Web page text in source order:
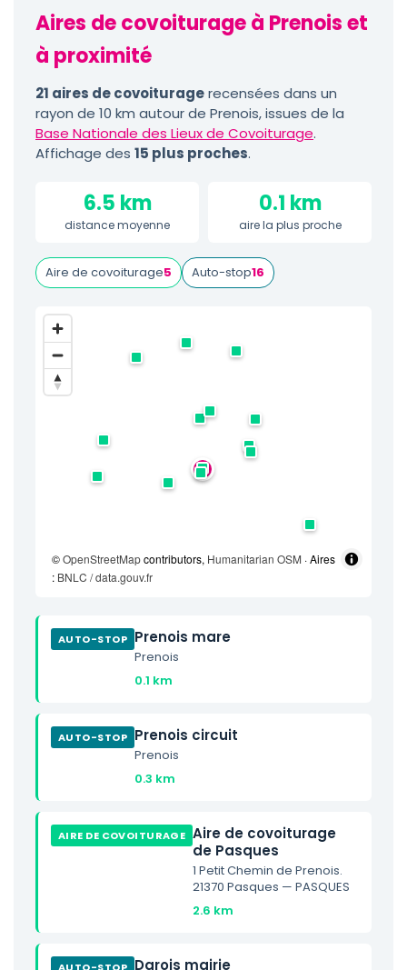
Aires de covoiturage à Prenois et
à proximité
21 aires de covoituragerecensées dans un
rayon de 10 km autour de Prenois, issues de la
Base Nationale des Lieux de Covoiturage.
Affichage des 15 plus proches.
6.5 km
distance moyenne
0.1 km
aire la plus proche
Aire de covoiturage5 Auto-stop16
©OpenStreetMapcontributors, Humanitarian OSM · Aires
: BNLC / data.gouv.fr
AUTO-STOP Prenois mare
Prenois
0.1 km
AUTO-STOP Prenois circuit
Prenois
0.3 km
AIRE DE COVOITURAGE Aire de covoiturage
de Pasques
1 Petit Chemin de Prenois.
21370 Pasques — PASQUES
2.6 km
Darois mairie